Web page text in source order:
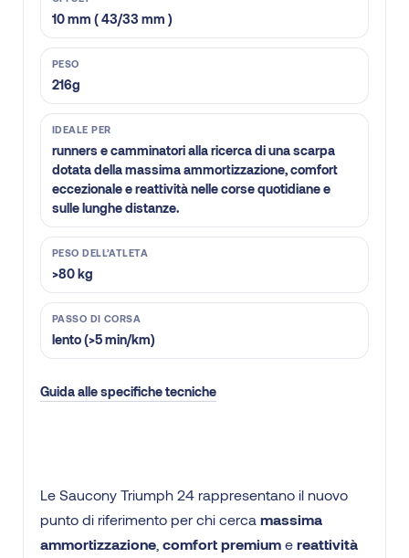
10 mm ( 43/33 mm )
PESO
216g
IDEALE PER
runners e camminatori alla ricerca di una scarpa
dotata della massima ammortizzazione, comfort
eccezionale e reattività nelle corse quotidiane e
sulle lunghe distanze.
PESO DELL’ATLETA
>80 kg
PASSO DI CORSA
lento (>5 min/km)
Guida alle specifiche tecniche
Le Saucony Triumph 24 rappresentano il nuovo
punto di riferimento per chi cerca massima
ammortizzazione comfort premium e reattività